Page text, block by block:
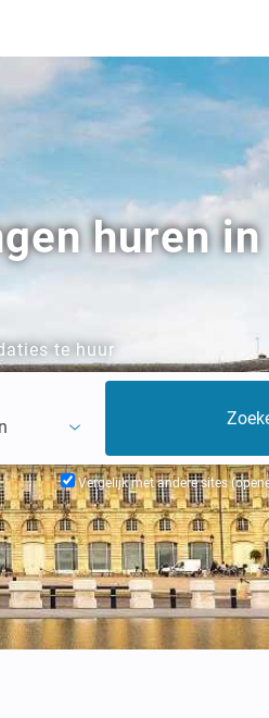
huren in
te huur
Vergelijk met andere sites